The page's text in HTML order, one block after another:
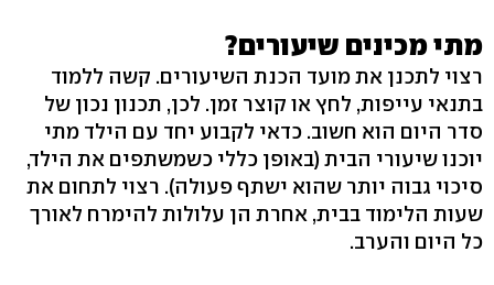
מתי מכינים שיעורים?
רצוי לתכנן את מועד הכנת השיעורים. קשה ללמוד
בתנאי עייפות, לחץ או קוצר זמן. לכן, תכנון נכון של
סדר היום הוא חשוב. כדאי לקבוע יחד עם הילד מתי
יוכנו שיעורי הבית (באופן כללי כשמשתפים את הילד,
סיכוי גבוה יותר שהוא ישתף פעולה). רצוי לתחום את
שעות הלימוד בבית, אחרת הן עלולות להימרח לאורך
כל היום והערב.